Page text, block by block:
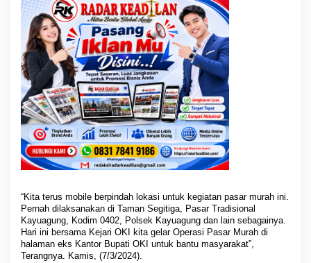
“Kita terus mobile berpindah lokasi untuk kegiatan pasar murah ini.
Pernah dilaksanakan di Taman Segitiga, Pasar Tradisional
Kayuagung, Kodim 0402, Polsek Kayuagung dan lain sebagainya.
Hari ini bersama Kejari OKI kita gelar Operasi Pasar Murah di
halaman eks Kantor Bupati OKI untuk bantu masyarakat”,
Terangnya. Kamis, (7/3/2024).